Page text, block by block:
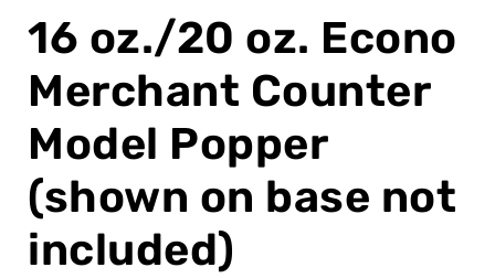
16 oz./20 oz. Econo
Merchant Counter
Model Popper
(shown on base not
included)